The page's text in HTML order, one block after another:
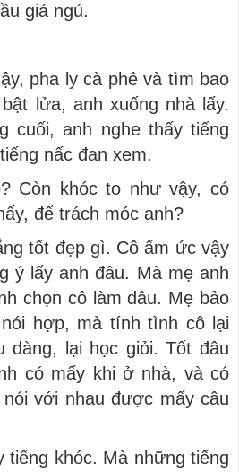
giả ngủ.
pha ly cà phê và tìm bao
lửa, anh xuống nhà lấy.
cuối, anh nghe thấy tiếng
nấc đan xem.
Còn khóc to như vậy, có
để trách móc anh?
tốt đẹp gì. Cô ấm ức vậy
ý lấy anh đâu. Mà mẹ anh
chọn cô làm dâu. Mẹ bảo
hợp, mà tính tình cô lại
dàng, lại học giỏi. Tốt đâu
có mấy khi ở nhà, và có
với nhau được mấy câu
tiếng khóc. Mà những tiếng